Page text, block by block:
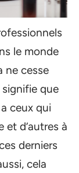
le monde
ne cesse
signifie que
ceux qui
et d’autres à
derniers
cela